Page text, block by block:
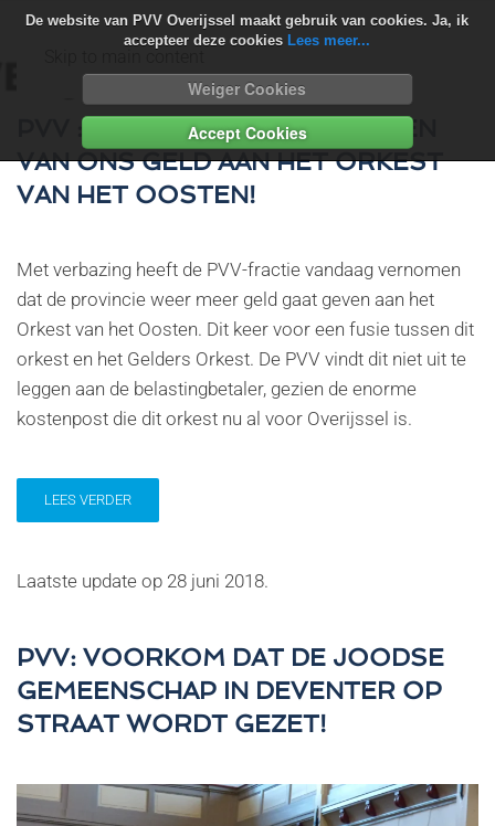
De website van PVV Overijssel maakt gebruik van cookies. Ja, ik
accepteer deze cookies Lees meer...
Weiger Cookies
Accept Cookies
Skip to main content
PVV :STOP MET HET WEGGEVEN
VAN ONS GELD AAN HET ORKEST
VAN HET OOSTEN!
Met verbazing heeft de PVV-fractie vandaag vernomen
dat de provincie weer meer geld gaat geven aan het
Orkest van het Oosten. Dit keer voor een fusie tussen dit
orkest en het Gelders Orkest. De PVV vindt dit niet uit te
leggen aan de belastingbetaler, gezien de enorme
kostenpost die dit orkest nu al voor Overijssel is.
LEES VERDER
Laatste update op 28 juni 2018.
PVV: VOORKOM DAT DE JOODSE
GEMEENSCHAP IN DEVENTER OP
STRAAT WORDT GEZET!